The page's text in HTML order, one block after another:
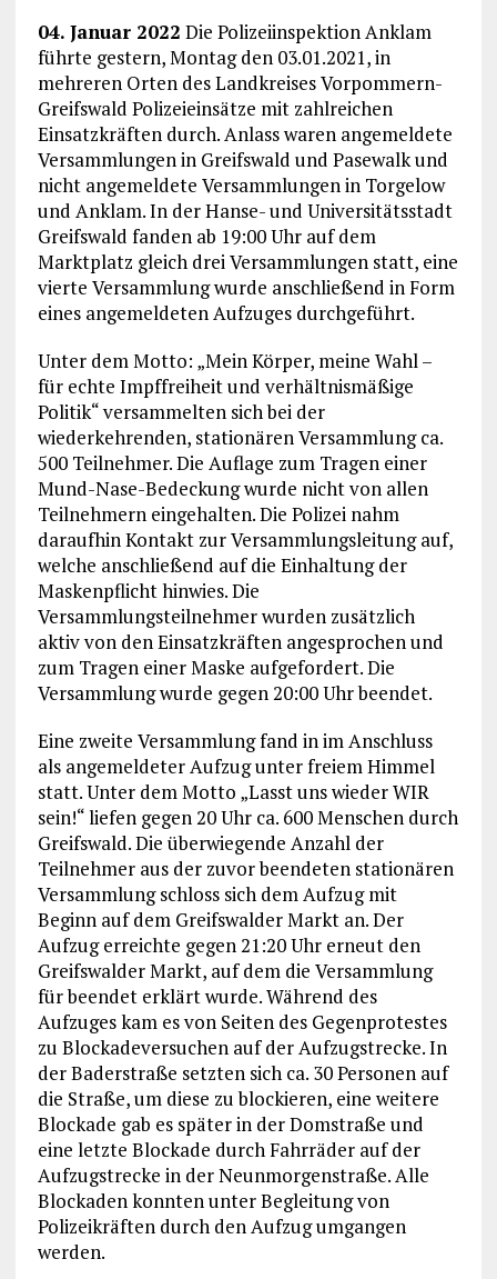
04. Januar 2022 Die Polizeiinspektion Anklam
führte gestern, Montag den 03.01.2021, in
mehreren Orten des Landkreises Vorpommern-
Greifswald Polizeieinsätze mit zahlreichen
Einsatzkräften durch. Anlass waren angemeldete
Versammlungen in Greifswald und Pasewalk und
nicht angemeldete Versammlungen in Torgelow
und Anklam. In der Hanse- und Universitätsstadt
Greifswald fanden ab 19:00 Uhr auf dem
Marktplatz gleich drei Versammlungen statt, eine
vierte Versammlung wurde anschließend in Form
eines angemeldeten Aufzuges durchgeführt.
Unter dem Motto: „Mein Körper, meine Wahl –
für echte Impffreiheit und verhältnismäßige
Politik“ versammelten sich bei der
wiederkehrenden, stationären Versammlung ca.
500 Teilnehmer. Die Auflage zum Tragen einer
Mund-Nase-Bedeckung wurde nicht von allen
Teilnehmern eingehalten. Die Polizei nahm
daraufhin Kontakt zur Versammlungsleitung auf,
welche anschließend auf die Einhaltung der
Maskenpflicht hinwies. Die
Versammlungsteilnehmer wurden zusätzlich
aktiv von den Einsatzkräften angesprochen und
zum Tragen einer Maske aufgefordert. Die
Versammlung wurde gegen 20:00 Uhr beendet.
Eine zweite Versammlung fand in im Anschluss
als angemeldeter Aufzug unter freiem Himmel
statt. Unter dem Motto „Lasst uns wieder WIR
sein!“ liefen gegen 20 Uhr ca. 600 Menschen durch
Greifswald. Die überwiegende Anzahl der
Teilnehmer aus der zuvor beendeten stationären
Versammlung schloss sich dem Aufzug mit
Beginn auf dem Greifswalder Markt an. Der
Aufzug erreichte gegen 21:20 Uhr erneut den
Greifswalder Markt, auf dem die Versammlung
für beendet erklärt wurde. Während des
Aufzuges kam es von Seiten des Gegenprotestes
zu Blockadeversuchen auf der Aufzugstrecke. In
der Baderstraße setzten sich ca. 30 Personen auf
die Straße, um diese zu blockieren, eine weitere
Blockade gab es später in der Domstraße und
eine letzte Blockade durch Fahrräder auf der
Aufzugstrecke in der Neunmorgenstraße. Alle
Blockaden konnten unter Begleitung von
Polizeikräften durch den Aufzug umgangen
werden.